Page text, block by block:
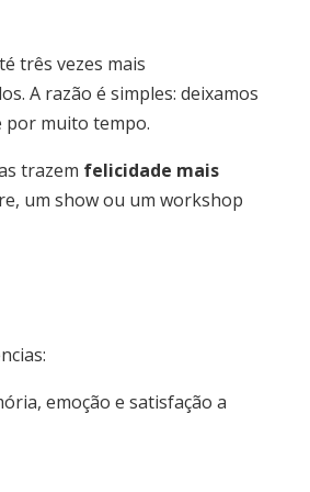
três vezes mais
A razão é simples: deixamos
por muito tempo.
trazem felicidade mais
um show ou um workshop
emoção e satisfação a